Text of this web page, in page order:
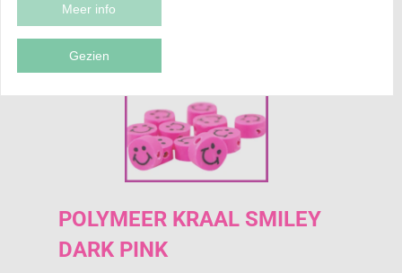
POLYMEER KRAAL SMILEY
DARK PINK
Meer info
Gezien